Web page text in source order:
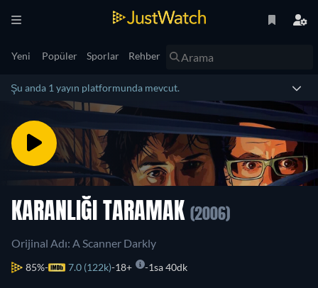
Yeni Popüler Sporlar Rehber
Şu anda 1 yayın platformunda mevcut.
KARANLIĞI TARAMAK (2006)
Orijinal Adı: A Scanner Darkly
85% 7.0 (122k) 18+ 1sa 40dk